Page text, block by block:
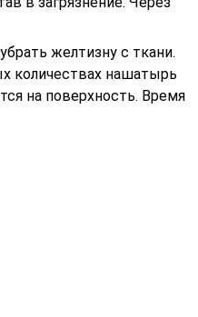
желтизну с ткани.
количествах нашатырь
на поверхность. Время